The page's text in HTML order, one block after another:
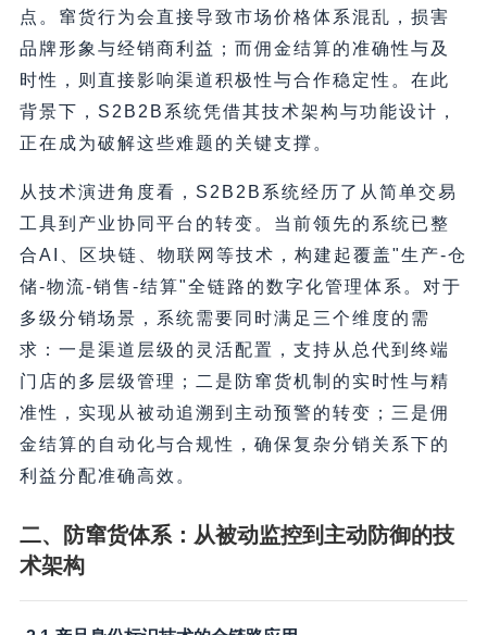
点。窜货行为会直接导致市场价格体系混乱，损害
品牌形象与经销商利益；而佣金结算的准确性与及
时性，则直接影响渠道积极性与合作稳定性。在此
背景下，S2B2B系统凭借其技术架构与功能设计，
正在成为破解这些难题的关键支撑。
从技术演进角度看，S2B2B系统经历了从简单交易
工具到产业协同平台的转变。当前领先的系统已整
合AI、区块链、物联网等技术，构建起覆盖"生产-仓
储-物流-销售-结算"全链路的数字化管理体系。对于
多级分销场景，系统需要同时满足三个维度的需
求：一是渠道层级的灵活配置，支持从总代到终端
门店的多层级管理；二是防窜货机制的实时性与精
准性，实现从被动追溯到主动预警的转变；三是佣
金结算的自动化与合规性，确保复杂分销关系下的
利益分配准确高效。
二、防窜货体系：从被动监控到主动防御的技
术架构